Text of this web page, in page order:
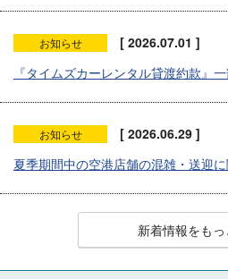
お知らせ
[ 2026.07.01 ]
『タイムズカーレンタル貸渡約款』
お知らせ
[ 2026.06.29 ]
夏季期間中の空港店舗の混雑・送迎
新着情報をもっ